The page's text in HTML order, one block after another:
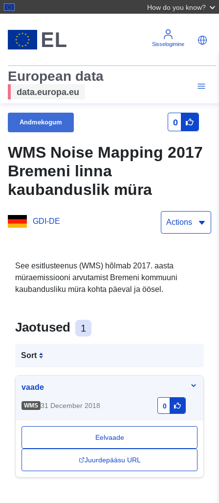
How do you know?
Sisselogimine
European data
data.europa.eu
Andmekogum 0
WMS Noise Mapping 2017
Bremeni linna
kaubanduslik müra
GDI-DE Actions
See esitlusteenus (WMS) hõlmab 2017. aasta
müraemissiooni arvutamist Bremeni kommuuni
kaubandusliku müra kohta päeval ja öösel.
Jaotused 1
Sort
vaade
WMS 31 December 2018 0
Eelvaade
Juurdepääsu URL